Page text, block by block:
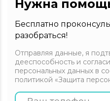
Нужна
Бесплатно
разобраться!
Отправляя данные, я
дееспособность и
персональных данных в
политикой «Защита